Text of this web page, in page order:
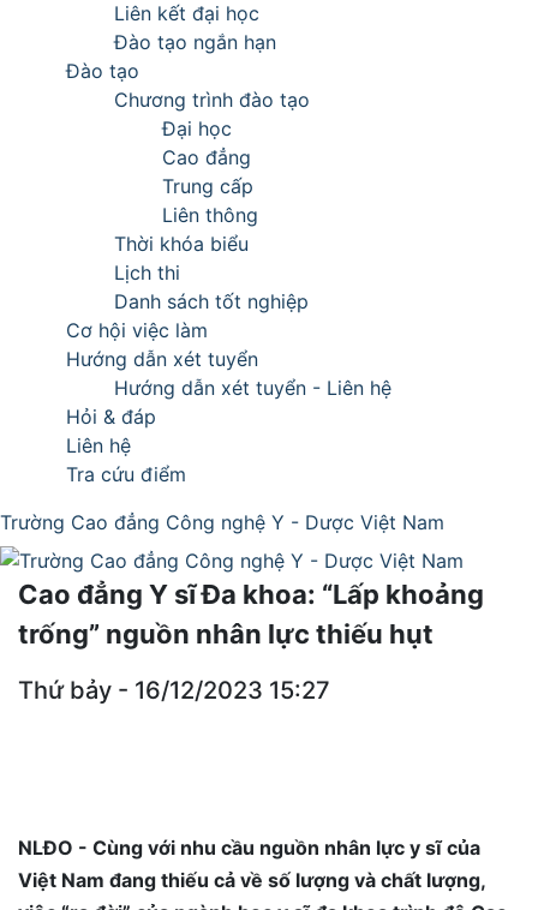
Liên kết đại học
Đào tạo ngắn hạn
Đào tạo
Chương trình đào tạo
Đại học
Cao đẳng
Trung cấp
Liên thông
Thời khóa biểu
Lịch thi
Danh sách tốt nghiệp
Cơ hội việc làm
Hướng dẫn xét tuyển
Hướng dẫn xét tuyển - Liên hệ
Hỏi & đáp
Liên hệ
Tra cứu điểm
Trường Cao đẳng Công nghệ Y - Dược Việt Nam
Cao đẳng Y sĩ Đa khoa: “Lấp khoảng
trống” nguồn nhân lực thiếu hụt
Thứ bảy - 16/12/2023 15:27
NLĐO - Cùng với nhu cầu nguồn nhân lực y sĩ của
Việt Nam đang thiếu cả về số lượng và chất lượng,